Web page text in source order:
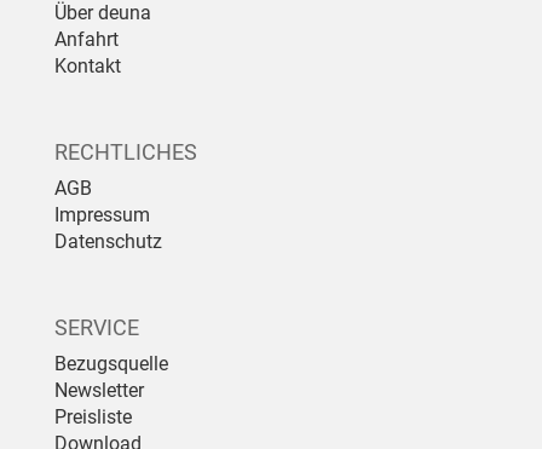
Über deuna
Anfahrt
Kontakt
RECHTLICHES
AGB
Impressum
Datenschutz
SERVICE
Bezugsquelle
Newsletter
Preisliste
Download